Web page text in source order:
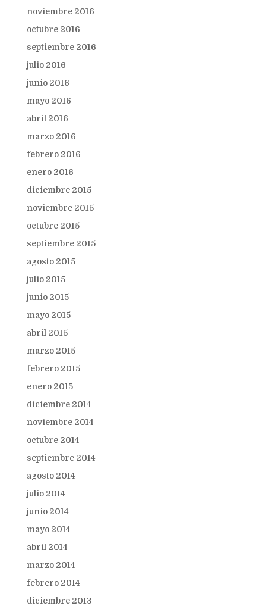
noviembre 2016
octubre 2016
septiembre 2016
julio 2016
junio 2016
mayo 2016
abril 2016
marzo 2016
febrero 2016
enero 2016
diciembre 2015
noviembre 2015
octubre 2015
septiembre 2015
agosto 2015
julio 2015
junio 2015
mayo 2015
abril 2015
marzo 2015
febrero 2015
enero 2015
diciembre 2014
noviembre 2014
octubre 2014
septiembre 2014
agosto 2014
julio 2014
junio 2014
mayo 2014
abril 2014
marzo 2014
febrero 2014
diciembre 2013